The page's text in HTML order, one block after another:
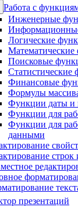
Работа с
Инженерные
Логические
Поисковые
Статистические
Финансовые
Формулы
Функции даты и
Функции для
Функции для
данными
строк
презентаций